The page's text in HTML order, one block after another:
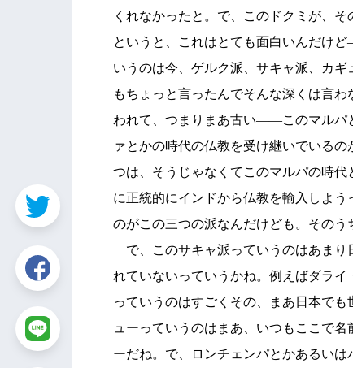
くれなかったと。で、このドクミが、
というと、これはとても面白いんだけ
いうのは今、ゲルク派、サキャ派、カ
もちょっと言ったんでそんな深くは言
われて、つまりまあ古い――このマルパ
ァとかの時代の仏教を受け継いでいる
つは、そうじゃなくてこのマルパの時
に正統的にインドから仏教を輸入しよ
のがこの三つの派なんだけども。そのう
で、このサキャ派っていうのはあまり
れていないっていうかね。例えばダラ
っていうのはすごくその、まあ日本で
ューっていうのはまあ、いつもここで
ーだね。で、ロンチェンパとかあるい